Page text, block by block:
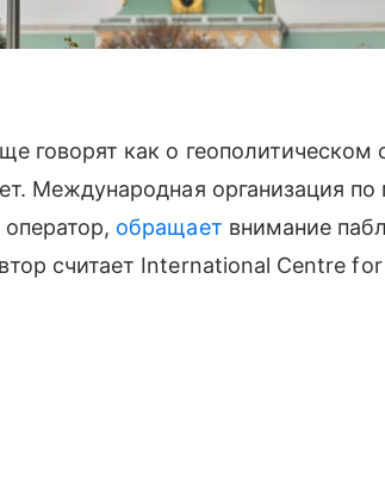
говорят как о
Международная организация по
обращает внимание
считает International Centre